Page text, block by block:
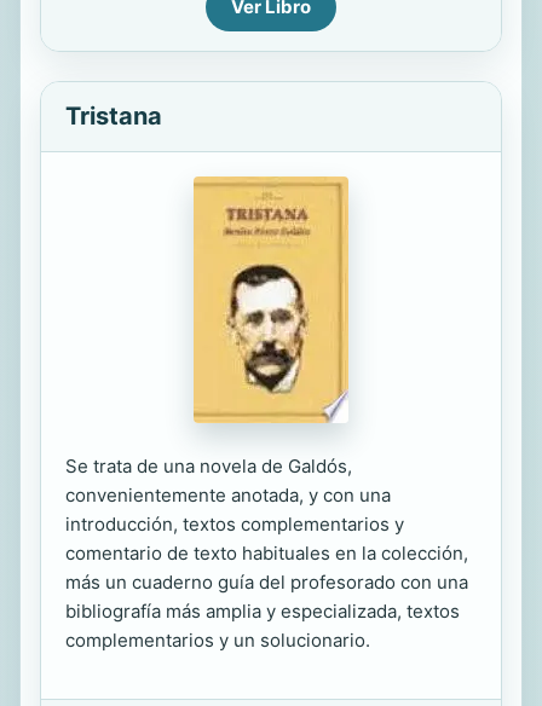
Ver Libro
Tristana
Se trata de una novela de Galdós,
convenientemente anotada, y con una
introducción, textos complementarios y
comentario de texto habituales en la colección,
más un cuaderno guía del profesorado con una
bibliografía más amplia y especializada, textos
complementarios y un solucionario.